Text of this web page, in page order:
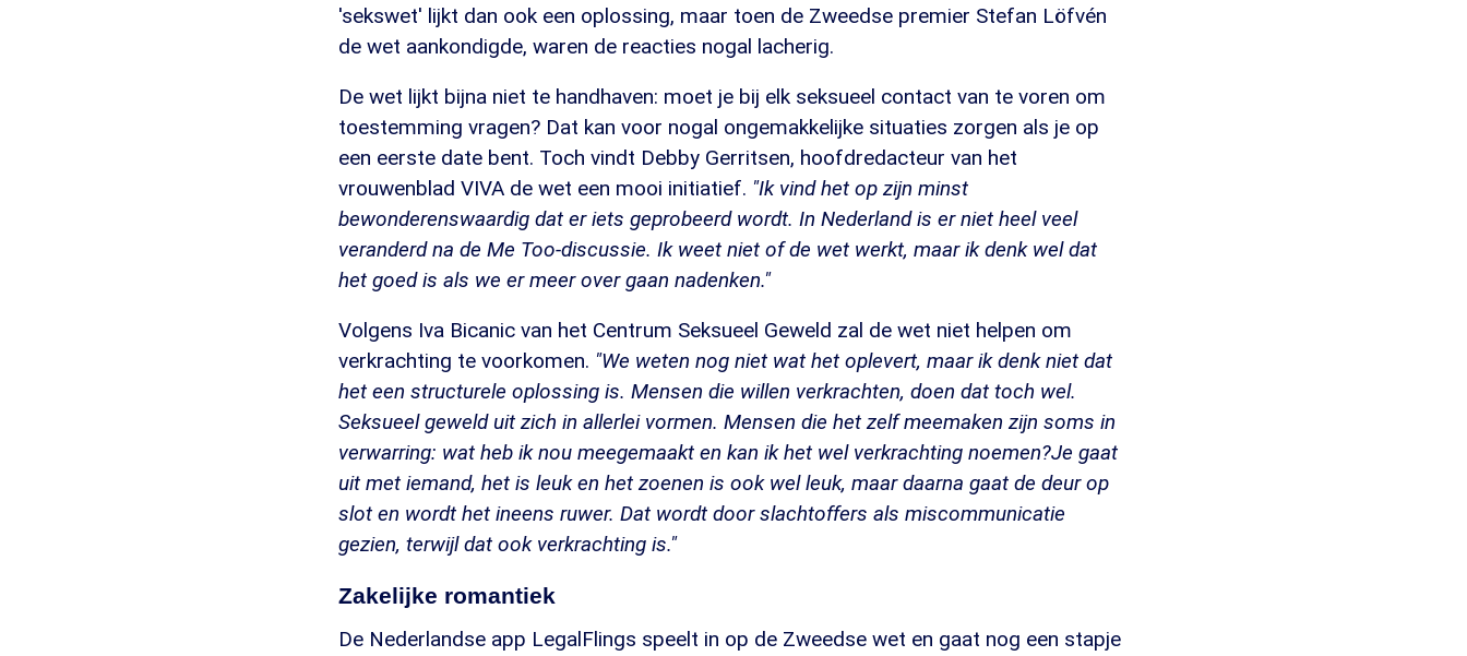
'sekswet' lijkt dan ook een oplossing, maar toen de Zweedse premier Stefan Löfvén
de wet aankondigde, waren de reacties nogal lacherig.
De wet lijkt bijna niet te handhaven: moet je bij elk seksueel contact van te voren om
toestemming vragen? Dat kan voor nogal ongemakkelijke situaties zorgen als je op
een eerste date bent. Toch vindt Debby Gerritsen, hoofdredacteur van het
vrouwenblad VIVA de wet een mooi initiatief. "Ik vind het op zijn minst
bewonderenswaardig dat er iets geprobeerd wordt. In Nederland is er niet heel veel
veranderd na de Me Too-discussie. Ik weet niet of de wet werkt, maar ik denk wel dat
het goed is als we er meer over gaan nadenken."
Volgens Iva Bicanic van het Centrum Seksueel Geweld zal de wet niet helpen om
verkrachting te voorkomen. "We weten nog niet wat het oplevert, maar ik denk niet dat
het een structurele oplossing is. Mensen die willen verkrachten, doen dat toch wel.
Seksueel geweld uit zich in allerlei vormen. Mensen die het zelf meemaken zijn soms in
verwarring: wat heb ik nou meegemaakt en kan ik het wel verkrachting noemen?Je gaat
uit met iemand, het is leuk en het zoenen is ook wel leuk, maar daarna gaat de deur op
slot en wordt het ineens ruwer. Dat wordt door slachtoffers als miscommunicatie
gezien, terwijl dat ook verkrachting is."
Zakelijke romantiek
De Nederlandse app LegalFlings speelt in op de Zweedse wet en gaat nog een stapje